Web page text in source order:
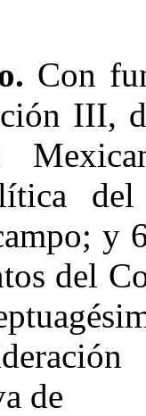
Con
III,
y
del
de